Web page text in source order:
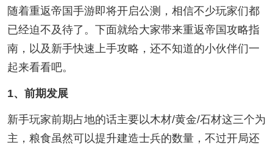
随着重返帝国手游即将开启公测，相信不少玩家们都
已经迫不及待了。下面就给大家带来重返帝国攻略指
南，以及新手快速上手攻略，还不知道的小伙伴们一
起来看看吧。
1、前期发展
新手玩家前期占地的话主要以木材/黄金/石材这三个为
主，粮食虽然可以提升建造士兵的数量，不过开局还